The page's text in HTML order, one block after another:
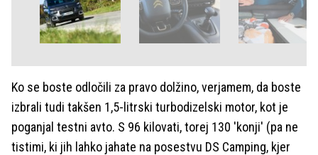
Ko se boste odločili za pravo dolžino, verjamem, da boste
izbrali tudi takšen 1,5-litrski turbodizelski motor, kot je
poganjal testni avto. S 96 kilovati, torej 130 'konji' (pa ne
tistimi, ki jih lahko jahate na posestvu DS Camping, kjer